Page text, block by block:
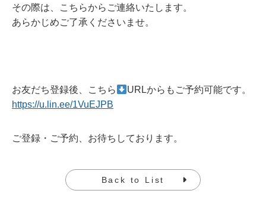
その際は、こちらからご連絡いたします。
あらかじめご了承くださいませ。
お友だち登録後、こちら
URLからもご予約可能です。
https://u.lin.ee/1VuEJPB
ご登録・ご予約、お待ちしております。
Back to List